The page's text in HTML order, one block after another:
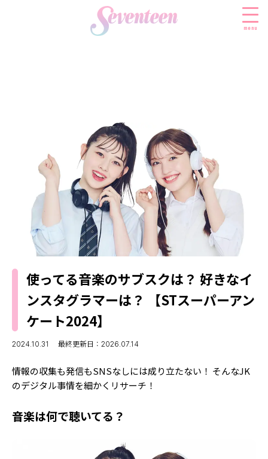
menu
ファッションニュース
モデル私服
着回し
着痩せ
ビューティニュース
トレンドメイク
ベストコスメ
ヘアアレンジ・ヘアケア
スキンケア
ボディケア
SCHOOL
スクールニュース
制服コーデ
学校ヘアメイク
勉強・受験・進路
ENTERTAINMENT
エンタメニュース
なにわ男子
K-POP
LIFESTYLE
ライフスタイルニュース
JKランキング・アワード
モデルの購入品
おでかけ
お悩み相談
JK TREND
MODELS
MODEL'S BLOG
TikTok
Instagram
YouTube
FORTUNE
ゲッターズ飯田
MISS SEVENTEEN
ミスセブンティーンニュース
使ってる音楽のサブスクは？ 好きなイ
ンスタグラマーは？ 【STスーパーアン
ケート2024】
2024.10.31 最終更新日：2026.07.14
情報の収集も発信もSNSなしには成り立たない！ そんなJK
のデジタル事情を細かくリサーチ！
音楽は何で聴いてる？